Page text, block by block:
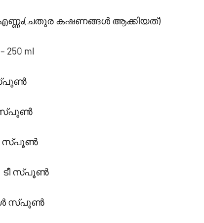
4 എണ്ണം(ചതുര കഷണങ്ങൾ ആക്കിയത്)
ml
സ്പൂൺ
സ്പൂൺ
സ്പൂൺ
ടീ സ്പൂൺ
സ്പൂൺ